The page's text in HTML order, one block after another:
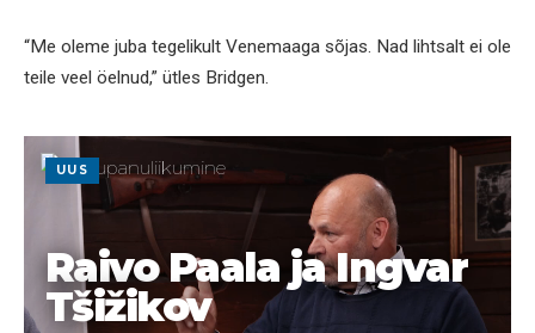
“Me oleme juba tegelikult Venemaaga sõjas. Nad lihtsalt ei ole
teile veel öelnud,” ütles Bridgen.
UUS
Raivo Paala ja Ingvar
Tšižikov